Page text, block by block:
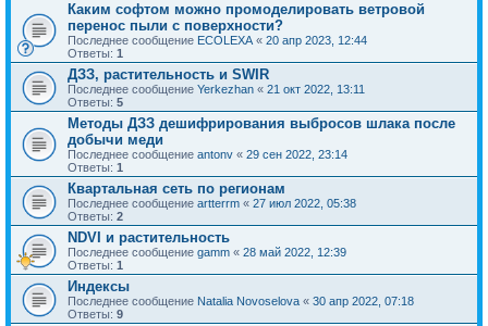
Каким софтом можно промоделировать ветровой
перенос пыли с поверхности?
Последнее сообщение ECOLEXA « 20 апр 2023, 12:44
Ответы: 1
ДЗЗ, растительность и SWIR
Последнее сообщение Yerkezhan « 21 окт 2022, 13:11
Ответы: 5
Методы ДЗЗ дешифрирования выбросов шлака после
добычи меди
Последнее сообщение antonv « 29 сен 2022, 23:14
Ответы: 1
Квартальная сеть по регионам
Последнее сообщение artterrm « 27 июл 2022, 05:38
Ответы: 2
NDVI и растительность
Последнее сообщение gamm « 28 май 2022, 12:39
Ответы: 1
Индексы
Последнее сообщение Natalia Novoselova « 30 апр 2022, 07:18
Ответы: 9